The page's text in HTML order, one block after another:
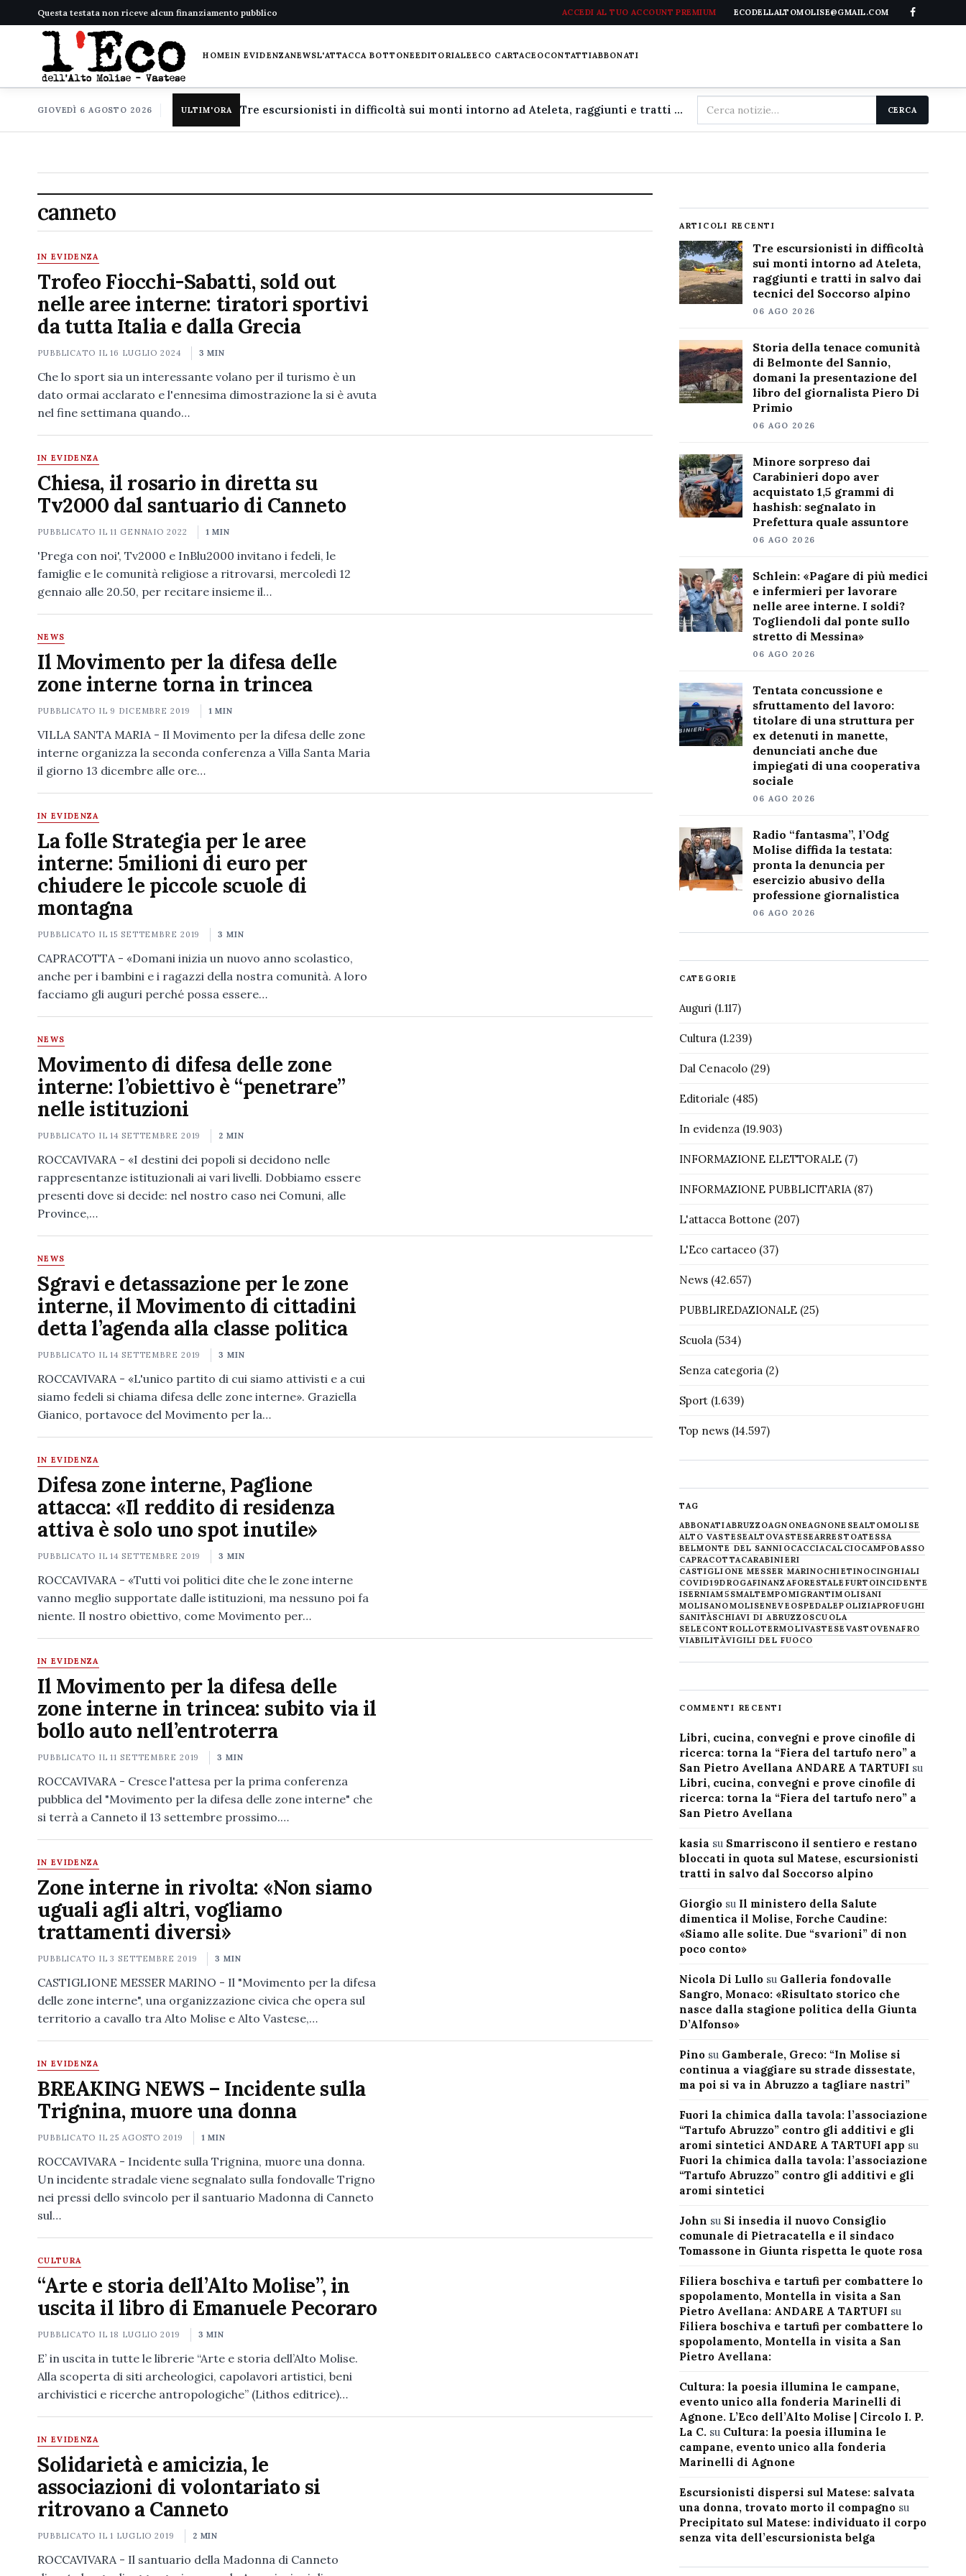
Questa testata non riceve alcun finanziamento pubblico ACCEDI AL TUO ACCOUNT PREMIUM ECODELLALTOMOLISE@GMAIL.COM
HOMEIN EVIDENZANEWSL'ATTACCA BOTTONEEDITORIALEECO CARTACEOCONTATTIABBONATI
GIOVEDÌ 6 AGOSTO 2026 ULTIM'ORA Tre escursionisti in difficoltà sui monti intorno ad Ateleta, raggiunti e tratti in salvo dai tecnici del Soccorso alpino
Cerca
nel
CERCA
canneto
IN EVIDENZA
Trofeo Fiocchi-Sabatti, sold out
nelle aree interne: tiratori sportivi
da tutta Italia e dalla Grecia
PUBBLICATO IL16 LUGLIO 2024 3 MIN
Che lo sport sia un interessante volano per il turismo è un
dato ormai acclarato e l'ennesima dimostrazione la si è avuta
nel fine settimana quando…
IN EVIDENZA
Chiesa, il rosario in diretta su
Tv2000 dal santuario di Canneto
PUBBLICATO IL11 GENNAIO 2022 1 MIN
'Prega con noi', Tv2000 e InBlu2000 invitano i fedeli, le
famiglie e le comunità religiose a ritrovarsi, mercoledì 12
gennaio alle 20.50, per recitare insieme il…
NEWS
Il Movimento per la difesa delle
zone interne torna in trincea
PUBBLICATO IL 9 DICEMBRE 2019 1 MIN
VILLA SANTA MARIA - Il Movimento per la difesa delle zone
interne organizza la seconda conferenza a Villa Santa Maria
il giorno 13 dicembre alle ore…
IN EVIDENZA
La folle Strategia per le aree
interne: 5milioni di euro per
chiudere le piccole scuole di
montagna
PUBBLICATO IL15 SETTEMBRE 2019 3 MIN
CAPRACOTTA - «Domani inizia un nuovo anno scolastico,
anche per i bambini e i ragazzi della nostra comunità. A loro
facciamo gli auguri perché possa essere…
NEWS
Movimento di difesa delle zone
interne: l’obiettivo è “penetrare”
nelle istituzioni
PUBBLICATO IL14 SETTEMBRE 2019 2 MIN
ROCCAVIVARA - «I destini dei popoli si decidono nelle
rappresentanze istituzionali ai vari livelli. Dobbiamo essere
presenti dove si decide: nel nostro caso nei Comuni, alle
Province,…
NEWS
Sgravi e detassazione per le zone
interne, il Movimento di cittadini
detta l’agenda alla classe politica
PUBBLICATO IL14 SETTEMBRE 2019 3 MIN
ROCCAVIVARA - «L'unico partito di cui siamo attivisti e a cui
siamo fedeli si chiama difesa delle zone interne». Graziella
Gianico, portavoce del Movimento per la…
IN EVIDENZA
Difesa zone interne, Paglione
attacca: «Il reddito di residenza
attiva è solo uno spot inutile»
PUBBLICATO IL14 SETTEMBRE 2019 3 MIN
ROCCAVIVARA - «Tutti voi politici dite che le zone interne
vanno meglio supportate dalle istituzioni, ma nessuno poi fa
niente. Il nostro obiettivo, come Movimento per…
IN EVIDENZA
Il Movimento per la difesa delle
zone interne in trincea: subito via il
bollo auto nell’entroterra
PUBBLICATO IL11 SETTEMBRE 2019 3 MIN
ROCCAVIVARA - Cresce l'attesa per la prima conferenza
pubblica del "Movimento per la difesa delle zone interne" che
si terrà a Canneto il 13 settembre prossimo.…
IN EVIDENZA
Zone interne in rivolta: «Non siamo
uguali agli altri, vogliamo
trattamenti diversi»
PUBBLICATO IL3 SETTEMBRE 2019 3 MIN
CASTIGLIONE MESSER MARINO - Il "Movimento per la difesa
delle zone interne", una organizzazione civica che opera sul
territorio a cavallo tra Alto Molise e Alto Vastese,…
IN EVIDENZA
BREAKING NEWS – Incidente sulla
Trignina, muore una donna
PUBBLICATO IL25 AGOSTO 2019 1 MIN
ROCCAVIVARA - Incidente sulla Trignina, muore una donna.
Un incidente stradale viene segnalato sulla fondovalle Trigno
nei pressi dello svincolo per il santuario Madonna di Canneto
sul…
CULTURA
“Arte e storia dell’Alto Molise”, in
uscita il libro di Emanuele Pecoraro
PUBBLICATO IL18 LUGLIO 2019 3 MIN
E’ in uscita in tutte le librerie “Arte e storia dell’Alto Molise.
Alla scoperta di siti archeologici, capolavori artistici, beni
archivistici e ricerche antropologiche” (Lithos editrice)…
IN EVIDENZA
Solidarietà e amicizia, le
associazioni di volontariato si
ritrovano a Canneto
PUBBLICATO IL1 LUGLIO 2019 2 MIN
ROCCAVIVARA - Il santuario della Madonna di Canneto
ARTICOLI RECENTI
Tre escursionisti in difficoltà
sui monti intorno ad Ateleta,
raggiunti e tratti in salvo dai
tecnici del Soccorso alpino
06 AGO 2026
Storia della tenace comunità
di Belmonte del Sannio,
domani la presentazione del
libro del giornalista Piero Di
Primio
06 AGO 2026
Minore sorpreso dai
Carabinieri dopo aver
acquistato 1,5 grammi di
hashish: segnalato in
Prefettura quale assuntore
06 AGO 2026
Schlein: «Pagare di più medici
e infermieri per lavorare
nelle aree interne. I soldi?
Togliendoli dal ponte sullo
stretto di Messina»
06 AGO 2026
Tentata concussione e
sfruttamento del lavoro:
titolare di una struttura per
ex detenuti in manette,
denunciati anche due
impiegati di una cooperativa
sociale
06 AGO 2026
Radio “fantasma”, l’Odg
Molise diffida la testata:
pronta la denuncia per
esercizio abusivo della
professione giornalistica
06 AGO 2026
CATEGORIE
Auguri(1.117)
Cultura(1.239)
Dal Cenacolo(29)
Editoriale (485)
In evidenza(19.903)
INFORMAZIONE ELETTORALE(7)
INFORMAZIONE PUBBLICITARIA(87)
L'attacca Bottone (207)
L'Eco cartaceo(37)
News(42.657)
PUBBLIREDAZIONALE(25)
Scuola(534)
Senza categoria(2)
Sport(1.639)
Top news(14.597)
TAG
ABBONATIABRUZZOAGNONEAGNONESEALTOMOLISE
ALTO VASTESEALTOVASTESEARRESTOATESSA
BELMONTE DEL SANNIOCACCIACALCIOCAMPOBASSO
CAPRACOTTACARABINIERI
CASTIGLIONE MESSER MARINOCHIETINOCINGHIALI
COVID19DROGAFINANZAFORESTALE FURTOINCIDENTE
ISERNIAM5SMALTEMPOMIGRANTIMOLISANI
MOLISANOMOLISENEVE OSPEDALEPOLIZIAPROFUGHI
SANITÀSCHIAVI DI ABRUZZOSCUOLA
SELECONTROLLOTERMOLIVASTESE VASTOVENAFRO
VIABILITÀVIGILI DEL FUOCO
COMMENTI RECENTI
Libri, cucina, convegni e prove cinofile di
ricerca: torna la “Fiera del tartufo nero” a
San Pietro Avellana ANDARE A TARTUFI su
Libri, cucina, convegni e prove cinofile di
ricerca: torna la “Fiera del tartufo nero” a
San Pietro Avellana
kasia su Smarriscono il sentiero e restano
bloccati in quota sul Matese, escursionisti
tratti in salvo dal Soccorso alpino
Giorgiosu Il ministero della Salute
dimentica il Molise, Forche Caudine:
«Siamo alle solite. Due “svarioni” di non
poco conto»
Nicola Di Lullosu Galleria fondovalle
Sangro, Monaco: «Risultato storico che
nasce dalla stagione politica della Giunta
D’Alfonso»
Pinosu Gamberale, Greco: “In Molise si
continua a viaggiare su strade dissestate,
ma poi si va in Abruzzo a tagliare nastri”
Fuori la chimica dalla tavola: l’associazione
“Tartufo Abruzzo” contro gli additivi e gli
aromi sintetici ANDARE A TARTUFI app su
Fuori la chimica dalla tavola: l’associazione
“Tartufo Abruzzo” contro gli additivi e gli
aromi sintetici
John su Si insedia il nuovo Consiglio
comunale di Pietracatella e il sindaco
Tomassone in Giunta rispetta le quote rosa
Filiera boschiva e tartufi per combattere lo
spopolamento, Montella in visita a San
Pietro Avellana: ANDARE A TARTUFI su
Filiera boschiva e tartufi per combattere lo
spopolamento, Montella in visita a San
Pietro Avellana:
Cultura: la poesia illumina le campane,
evento unico alla fonderia Marinelli di
Agnone. L’Eco dell’Alto Molise | Circolo I. P.
La C. su Cultura: la poesia illumina le
campane, evento unico alla fonderia
Marinelli di Agnone
Escursionisti dispersi sul Matese: salvata
una donna, trovato morto il compagnosu
Precipitato sul Matese: individuato il corpo
senza vita dell’escursionista belga